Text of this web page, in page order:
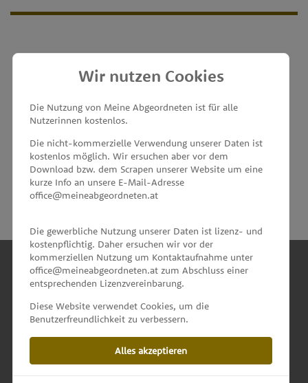
MEINE ABGEORDNETEN
unterstützt von
IMPRESSUM & KONTAKT
Wir nutzen Cookies
Die Nutzung von Meine Abgeordneten ist für alle
Nutzerinnen kostenlos.
Die nicht-kommerzielle Verwendung unserer Daten ist
kostenlos möglich. Wir ersuchen aber vor dem
Download bzw. dem Scrapen unserer Website um eine
kurze Info an unsere E-Mail-Adresse
office@meineabgeordneten.at
Die gewerbliche Nutzung unserer Daten ist lizenz- und
kostenpflichtig. Daher ersuchen wir vor der
kommerziellen Nutzung um Kontaktaufnahme unter
office@meineabgeordneten.at zum Abschluss einer
entsprechenden Lizenzvereinbarung.
Diese Website verwendet Cookies, um die
Benutzerfreundlichkeit zu verbessern.
Alles akzeptieren